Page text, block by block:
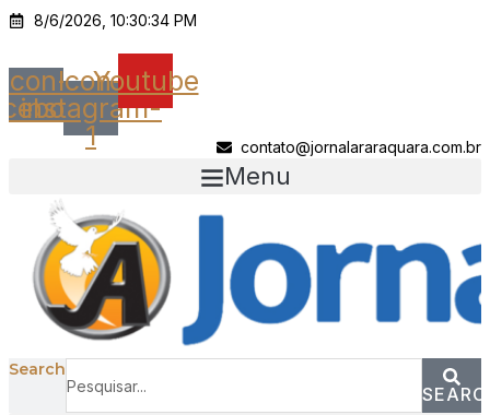
Ir
o
conteúdo
8/6/2026, 10:30:34 PM
Icon-Icon-
instagram-
1
Youtube
contato@jornalararaquara.com.br
Menu
Search